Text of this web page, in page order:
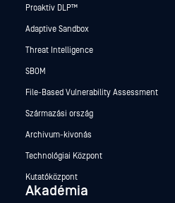
Proaktív DLP™
Adaptive Sandbox
Threat Intelligence
SBOM
File-Based Vulnerability Assessment
Származási ország
Archívum-kivonás
Technológiai Központ
Kutatóközpont
Akadémia